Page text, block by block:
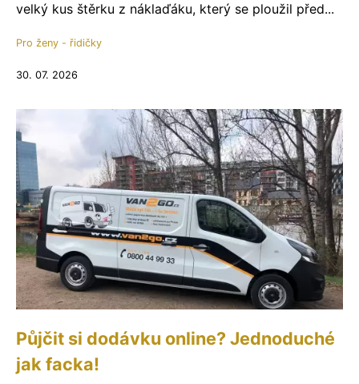
velký kus štěrku z náklaďáku, který se ploužil před...
Pro ženy - řidičky
30. 07. 2026
Půjčit si dodávku online? Jednoduché
jak facka!